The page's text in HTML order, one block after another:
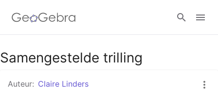
Google Classroom
GeoGebra Klaslokaal
Samengestelde trilling
Auteur: Claire Linders